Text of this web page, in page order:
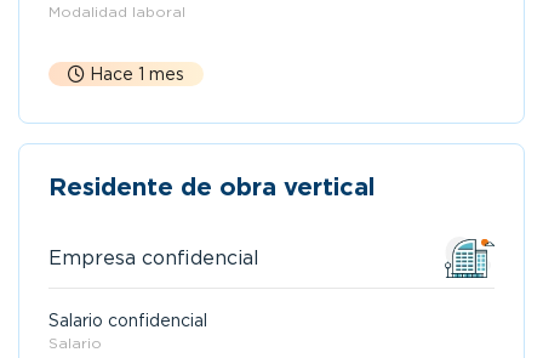
Modalidad laboral
Hace 1 mes
Residente de obra vertical
Empresa confidencial
Salario confidencial
Salario